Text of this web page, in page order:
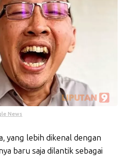
News
yang lebih dikenal dengan
baru saja dilantik sebagai